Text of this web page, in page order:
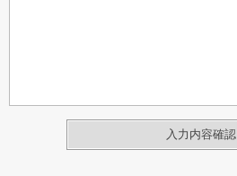
入力内容確認